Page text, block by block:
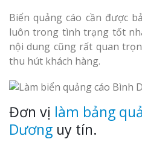
Biển quảng cáo cần được
luôn trong tình trạng tốt
nội dung cũng rất quan
thu hút khách hàng.
Đơn vị làm bảng
Dương uy tín.